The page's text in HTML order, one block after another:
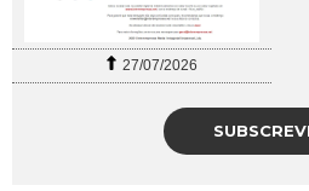
27/07/2026